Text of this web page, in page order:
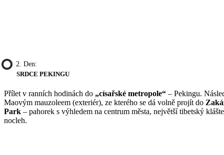
2. Den:
SRDCE PEKINGU
Přílet v ranních hodinách do „císařské metropole“ – Pekingu.
Maovým mauzoleem (exteriér), ze kterého se dá volně projít do
Park – pahorek s výhledem na centrum města, největší tibetský
nocleh.